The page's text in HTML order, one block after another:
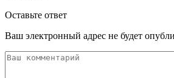
Оставьте ответ
Ваш электронный адрес не будет